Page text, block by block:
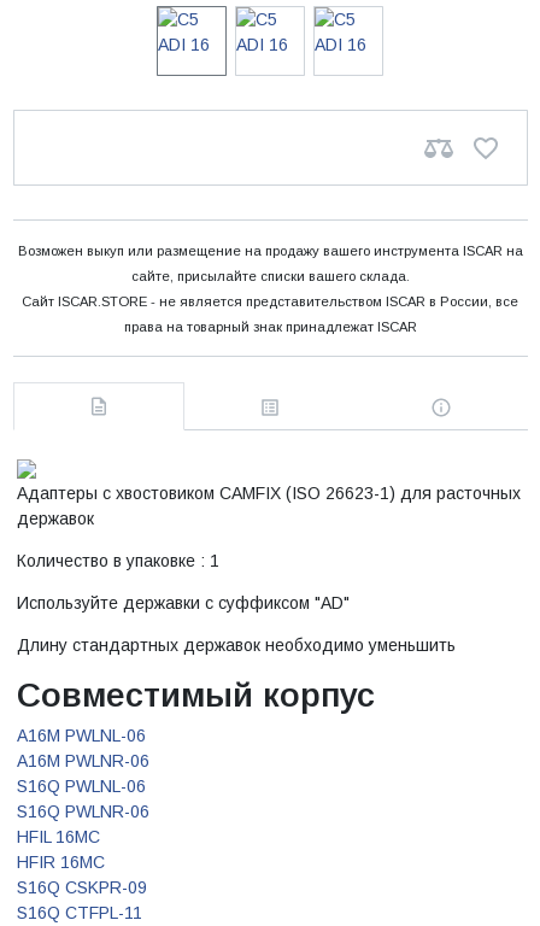
Возможен выкуп или размещение на продажу вашего инструмента ISCAR на
сайте, присылайте списки вашего склада.
Сайт ISCAR.STORE - не является представительством ISCAR в России, все
права на товарный знак принадлежат ISCAR
Адаптеры с хвостовиком CAMFIX (ISO 26623-1) для расточных
державок
Количество в упаковке : 1
Используйте державки с суффиксом "AD"
Длину стандартных державок необходимо уменьшить
Совместимый корпус
A16M PWLNL-06
A16M PWLNR-06
S16Q PWLNL-06
S16Q PWLNR-06
HFIL 16MC
HFIR 16MC
S16Q CSKPR-09
S16Q CTFPL-11